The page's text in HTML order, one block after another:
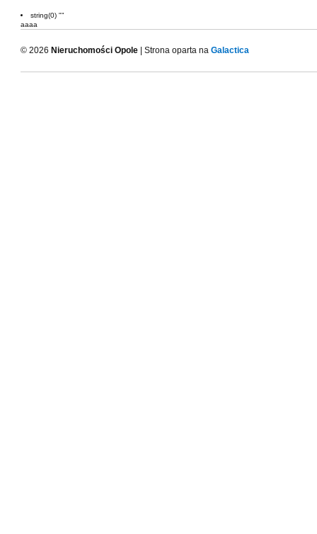
string(0) ""
aaaa
© 2026 Nieruchomości Opole | Strona oparta na Galactica